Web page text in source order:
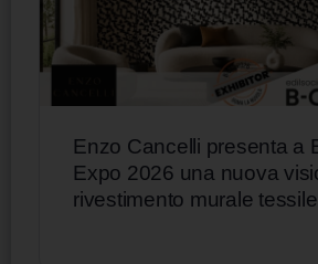
Enzo Cancelli presenta a
Expo 2026 una nuova
rivestimento murale tessile